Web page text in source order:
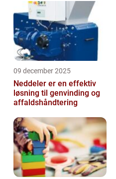
09 december 2025
Neddeler er en effektiv
løsning til genvinding og
affaldshåndtering